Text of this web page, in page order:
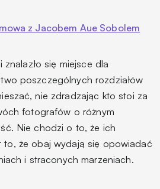
z Jacobem Aue Sobolem
się miejsce dla
poszczególnych rozdziałów
nie zdradzając kto stoi za
fotografów o różnym
Nie chodzi o to, że ich
to, że obaj wydają się opowiadać
i straconych marzeniach.